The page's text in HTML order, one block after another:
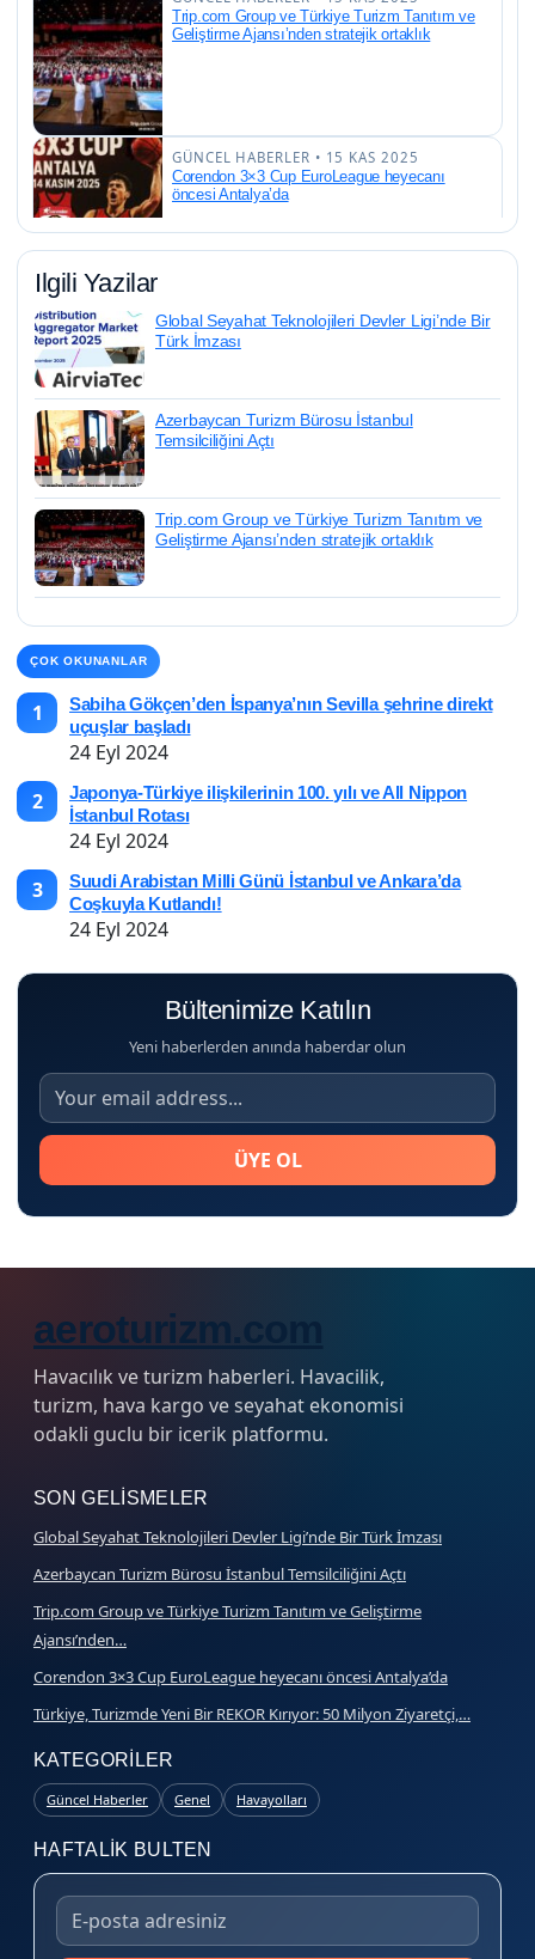
Trip.com Group ve Türkiye Turizm Tanıtım ve
Geliştirme Ajansı’nden stratejik ortaklık
GÜNCEL HABERLER • 15 KAS 2025
Corendon 3×3 Cup EuroLeague heyecanı
öncesi Antalya’da
GÜNCEL HABERLER • 15 KAS 2025
Türkiye, Turizmde Yeni Bir REKOR Kırıyor: 50
Milyon Ziyaretçi, 2 Milyon Kruvaziyer Yolcusu!
İzlanda’DA LAVIN Peşinde: Ateşin
Şekillendirdiği Beş MACERA
Ilgili Yazilar
Global Seyahat Teknolojileri Devler Ligi’nde Bir
Türk İmzası
Azerbaycan Turizm Bürosu İstanbul
Temsilciliğini Açtı
Trip.com Group ve Türkiye Turizm Tanıtım ve
Geliştirme Ajansı’nden stratejik ortaklık
ÇOK OKUNANLAR
1
Sabiha Gökçen’den İspanya’nın Sevilla şehrine direkt
uçuşlar başladı
24 Eyl 2024
2
Japonya-Türkiye ilişkilerinin 100. yılı ve All Nippon
İstanbul Rotası
24 Eyl 2024
3
Suudi Arabistan Milli Günü İstanbul ve Ankara’da
Coşkuyla Kutlandı!
24 Eyl 2024
Bültenimize Katılın
Yeni haberlerden anında haberdar olun
ÜYE OL
aeroturizm.com
Havacılık ve turizm haberleri. Havacilik,
turizm, hava kargo ve seyahat ekonomisi
odakli guclu bir icerik platformu.
SON GELISMELER
Global Seyahat Teknolojileri Devler Ligi’nde Bir Türk İmzası
Azerbaycan Turizm Bürosu İstanbul Temsilciliğini Açtı
Trip.com Group ve Türkiye Turizm Tanıtım ve Geliştirme
Ajansı’nden…
Corendon 3×3 Cup EuroLeague heyecanı öncesi Antalya’da
Türkiye, Turizmde Yeni Bir REKOR Kırıyor: 50 Milyon Ziyaretçi,…
KATEGORILER
Güncel Haberler Genel Havayolları
HAFTALIK BULTEN